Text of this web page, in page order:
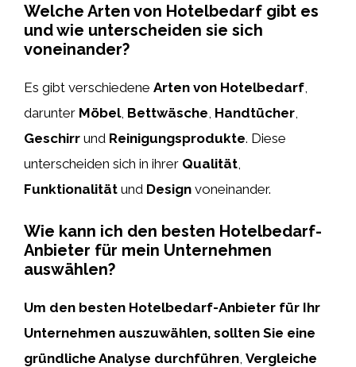
Welche Arten von Hotelbedarf gibt es
und wie unterscheiden sie sich
voneinander?
Es gibt verschiedene Arten von Hotelbedarf
darunter Möbel, Bettwäsche Handtücher
Geschirr und Reinigungsprodukte. Diese
unterscheiden sich in ihrer Qualität
Funktionalität und Design voneinander.
Wie kann ich den besten Hotelbedarf-
Anbieter für mein Unternehmen
auswählen?
Um den besten Hotelbedarf-Anbieter für Ihr
Unternehmen auszuwählen, sollten Sie eine
gründliche Analyse durchführen, Vergleiche